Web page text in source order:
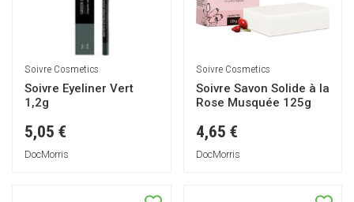
Soivre Cosmetics
Soivre Eyeliner Vert
1,2g
5,05 €
DocMorris
Soivre Cosmetics
Soivre Savon Solide à la
Rose Musquée 125g
4,65 €
DocMorris